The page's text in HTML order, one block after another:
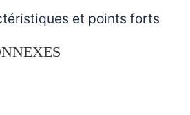
et points forts
à vos clients des performances et